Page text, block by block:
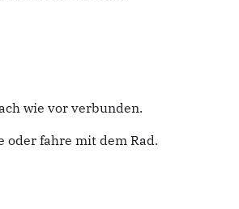
wie vor verbunden.
oder fahre mit dem Rad.